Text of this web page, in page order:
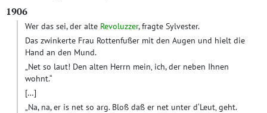
1906
Wer das sei, der alte Revoluzzer, fragte Sylvester.
Das zwinkerte Frau Rottenfußer mit den Augen und hielt die
Hand an den Mund.
„Net so laut! Den alten Herrn mein‚ ich, der neben Ihnen
wohnt.“
[…]
„Na, na, er is net so arg. Bloß daß er net unter d‘Leut‚ geht.